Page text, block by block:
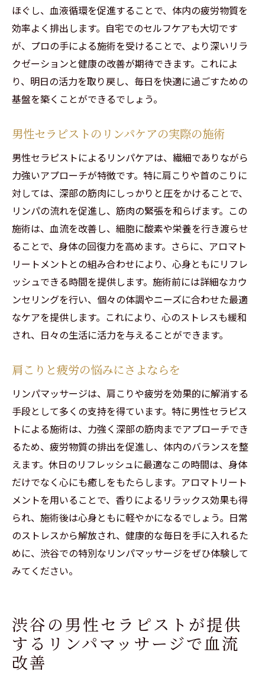
ほぐし、血液循環を促進することで、体内の疲労物質を
効率よく排出します。自宅でのセルフケアも大切です
が、プロの手による施術を受けることで、より深いリラ
クゼーションと健康の改善が期待できます。これによ
り、明日の活力を取り戻し、毎日を快適に過ごすための
基盤を築くことができるでしょう。
男性セラピストのリンパケアの実際の施術
男性セラピストによるリンパケアは、繊細でありながら
力強いアプローチが特徴です。特に肩こりや首のこりに
対しては、深部の筋肉にしっかりと圧をかけることで、
リンパの流れを促進し、筋肉の緊張を和らげます。この
施術は、血流を改善し、細胞に酸素や栄養を行き渡らせ
ることで、身体の回復力を高めます。さらに、アロマト
リートメントとの組み合わせにより、心身ともにリフレ
ッシュできる時間を提供します。施術前には詳細なカウ
ンセリングを行い、個々の体調やニーズに合わせた最適
なケアを提供します。これにより、心のストレスも緩和
され、日々の生活に活力を与えることができます。
肩こりと疲労の悩みにさよならを
リンパマッサージは、肩こりや疲労を効果的に解消する
手段として多くの支持を得ています。特に男性セラピス
トによる施術は、力強く深部の筋肉までアプローチでき
るため、疲労物質の排出を促進し、体内のバランスを整
えます。休日のリフレッシュに最適なこの時間は、身体
だけでなく心にも癒しをもたらします。アロマトリート
メントを用いることで、香りによるリラックス効果も得
られ、施術後は心身ともに軽やかになるでしょう。日常
のストレスから解放され、健康的な毎日を手に入れるた
めに、渋谷での特別なリンパマッサージをぜひ体験して
みてください。
渋谷の男性セラピストが提供
するリンパマッサージで血流
改善